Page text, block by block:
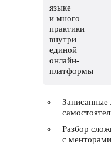
языке
и много
практики
внутри
единой
онлайн-
платформы
Записанные
Разбор
с менторами